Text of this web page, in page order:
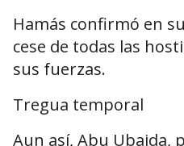
Hamás confirmó en
cese de todas las
sus fuerzas.
Tregua temporal
Aun así, Abu Ubaida,